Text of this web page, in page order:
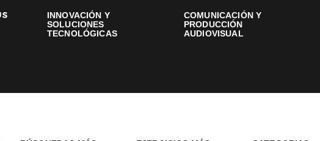
INNOVACIÓN Y
SOLUCIONES
TECNOLÓGICAS
COMUNICACIÓN Y
PRODUCCIÓN
AUDIOVISUAL